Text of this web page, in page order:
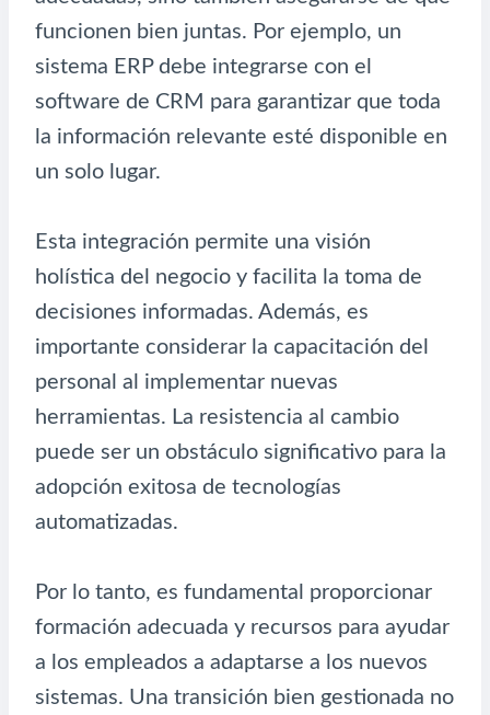
funcionen bien juntas. Por ejemplo, un
sistema ERP debe integrarse con el
software de CRM para garantizar que toda
la información relevante esté disponible en
un solo lugar.
Esta integración permite una visión
holística del negocio y facilita la toma de
decisiones informadas. Además, es
importante considerar la capacitación del
personal al implementar nuevas
herramientas. La resistencia al cambio
puede ser un obstáculo significativo para la
adopción exitosa de tecnologías
automatizadas.
Por lo tanto, es fundamental proporcionar
formación adecuada y recursos para ayudar
a los empleados a adaptarse a los nuevos
sistemas. Una transición bien gestionada no